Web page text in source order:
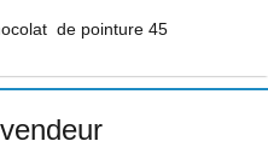
de pointure 45